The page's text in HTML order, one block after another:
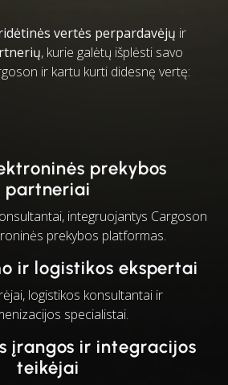
vertės perpardavėjų ir
, kurie galėtų išplėsti savo
ir kartu kurti didesnę vertę:
prekybos
partneriai
integruojantys Cargoson
prekybos platformas.
ir logistikos ekspertai
logistikos konsultantai ir
specialistai.
įrangos ir integracijos
teikėjai